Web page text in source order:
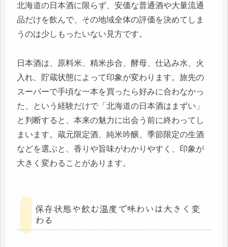
北海道の日本酒に限らず、安価な普通酒や大量流通
品だけを飲んで、その地域全体の評価を決めてしま
うのは少しもったいない見方です。
日本酒は、原料米、精米歩合、酵母、仕込み水、火
入れ、貯蔵状態によって印象が変わります。旅先の
スーパーで手頃な一本を買ったら好みに合わなかっ
た、という経験だけで「北海道の日本酒はまずい」
と判断すると、本来の魅力に出会う前に終わってし
まいます。蔵元限定酒、純米吟醸、季節限定の生酒
などを選ぶと、香りや旨味がわかりやすく、印象が
大きく変わることがあります。
保存状態や飲む温度で味わいは大きく変
わる